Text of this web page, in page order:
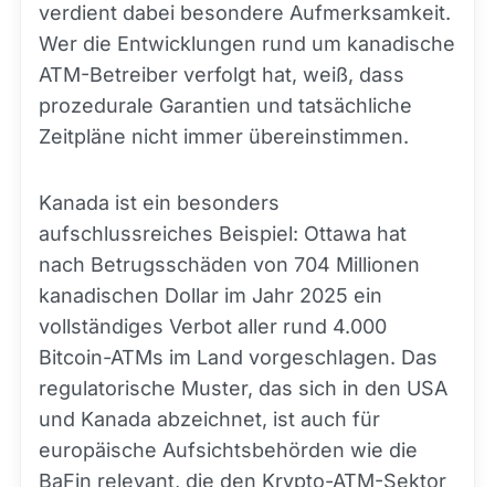
verdient dabei besondere Aufmerksamkeit.
Wer die Entwicklungen rund um kanadische
ATM-Betreiber verfolgt hat, weiß, dass
prozedurale Garantien und tatsächliche
Zeitpläne nicht immer übereinstimmen.
Kanada ist ein besonders
aufschlussreiches Beispiel: Ottawa hat
nach Betrugsschäden von 704 Millionen
kanadischen Dollar im Jahr 2025 ein
vollständiges Verbot aller rund 4.000
Bitcoin-ATMs im Land vorgeschlagen. Das
regulatorische Muster, das sich in den USA
und Kanada abzeichnet, ist auch für
europäische Aufsichtsbehörden wie die
BaFin relevant, die den Krypto-ATM-Sektor